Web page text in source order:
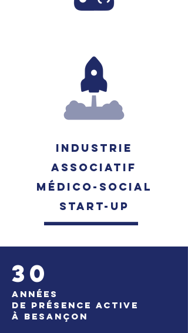
industrie
Associatif
Médico-social
START-UP
30
anNÉES
de présence active
à Besançon